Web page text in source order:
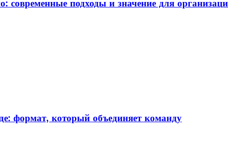
современные подходы и значение для
формат, который объединяет команду